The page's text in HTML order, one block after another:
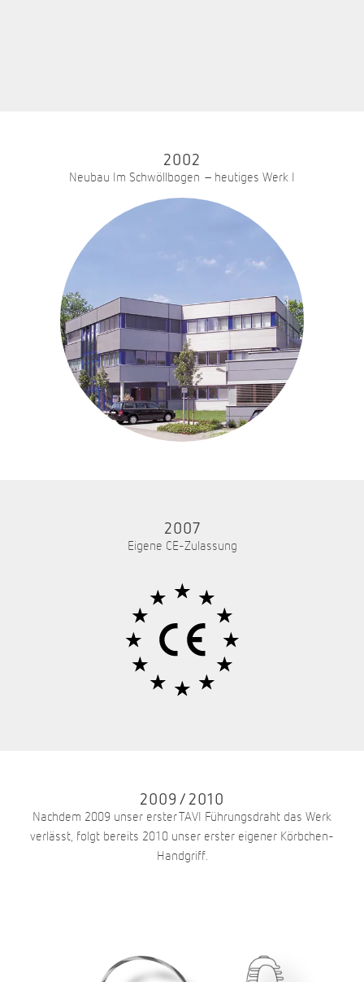
2002
Neubau Im Schwöllbogen – heutiges Werk I
2007
Eigene CE-Zulassung
2009/2010
Nachdem 2009 unser erster TAVI Führungsdraht das Werk
verlässt, folgt bereits 2010 unser erster eigener Körbchen-
Handgriff.